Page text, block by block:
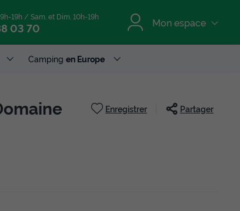
19h / Sam. et Dim. 10h-19h
03 70 Mon espace
Camping en Europe
Enregistrer Partager